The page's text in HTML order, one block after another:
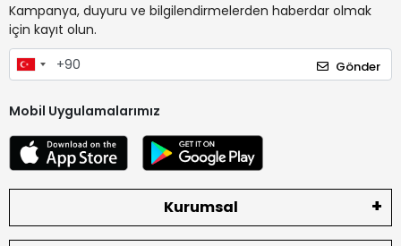
Kampanya, duyuru ve bilgilendirmelerden haberdar olmak
için kayıt olun.
Gönder
Mobil Uygulamalarımız
Kurumsal